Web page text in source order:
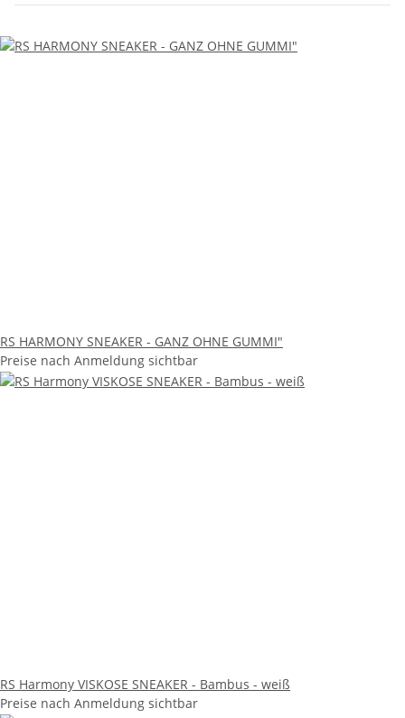
RS HARMONY SNEAKER - GANZ OHNE GUMMI"
Preise nach Anmeldung sichtbar
RS Harmony VISKOSE SNEAKER - Bambus - weiß
Preise nach Anmeldung sichtbar